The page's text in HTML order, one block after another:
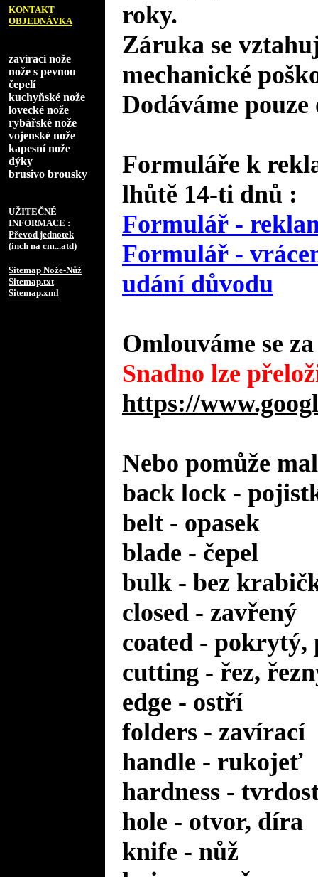
KONTAKT
OBJEDNÁVKA
zavírací nože
nože s pevnou
čepelí
kuchyňské nože
lovecké nože
rybářské nože
vojenské nože
kapesní nože
dýky
brusivo brousky
UŽITEČNÉ
INFORMACE :
Převod jednotek
(inch na cm...atd)
Sitemap Nože-Nůž
Sitemap.txt
Sitemap.xml
roky.
Záruka se
mechanické
Dodáváme
Formuláře k
lhůtě 14-ti dnů :
Formulář -
Formulář -
udání důvodu
Omlouváme se
Snadno lze
https://
Nebo pomůže
back lock -
belt - opasek
blade - čepel
bulk - bez
closed - zavřený
coated - pokrytý,
cutting - řez,
edge - ostří
folders - zavírací
handle - rukojeť
hardness -
hole - otvor, díra
knife - nůž